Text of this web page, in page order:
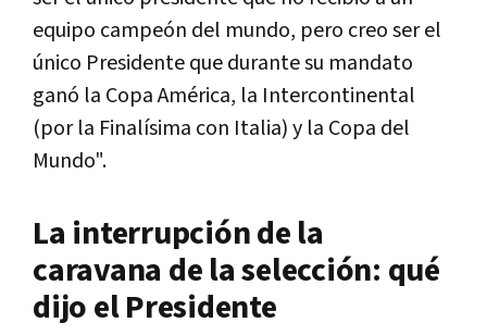
equipo campeón del mundo, pero creo ser el
único Presidente que durante su mandato
ganó la Copa América, la Intercontinental
(por la Finalísima con Italia) y la Copa del
Mundo".
La interrupción de la
caravana de la selección: qué
dijo el Presidente